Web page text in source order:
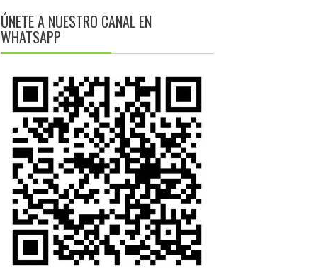
ÚNETE A NUESTRO CANAL EN
WHATSAPP